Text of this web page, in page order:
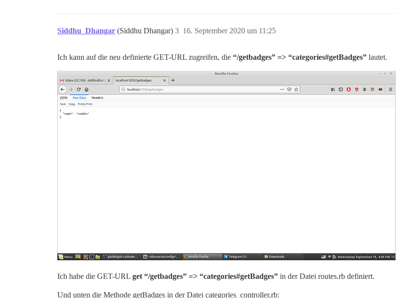
Siddhu_Dhangar (Siddhu Dhangar) 16. September 2020 um 11:25
3
Ich kann auf die neu definierte GET-URL zugreifen, die “/getbadges” => “categories#getBadges” lautet.
Ich habe die GET-URL get “/getbadges” => “categories#getBadges” in der Datei routes.rb definiert.
Und unten die Methode getBadges in der Datei categories_controller.rb: